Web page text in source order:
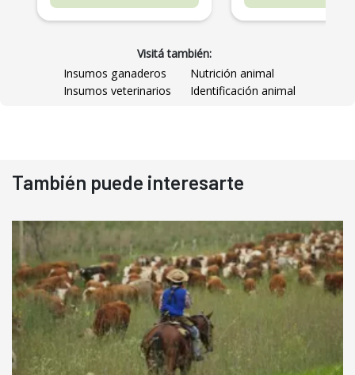
Visitá también:
Insumos ganaderos
Nutrición animal
Insumos veterinarios
Identificación animal
También puede interesarte